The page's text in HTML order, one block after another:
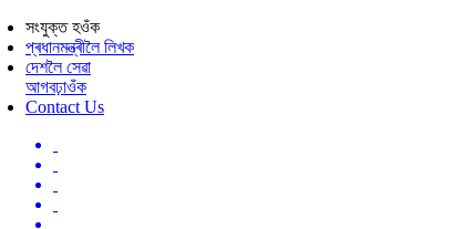
সংযুক্ত হওঁক
প্ৰধানমন্ত্ৰীলৈ লিখক
দেশলৈ সেৱা
আগবঢ়াওঁক
Contact Us